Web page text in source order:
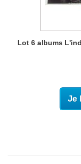
Lot 6 albums
Je